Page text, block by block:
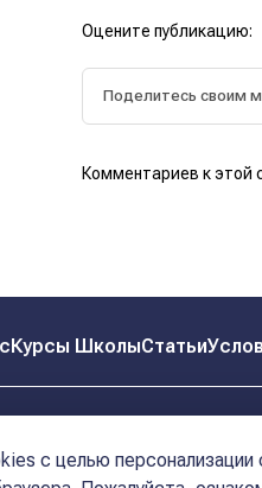
Оцените публикацию:
Комментариев к этой
Курсы ШколыСтатьи
с целью